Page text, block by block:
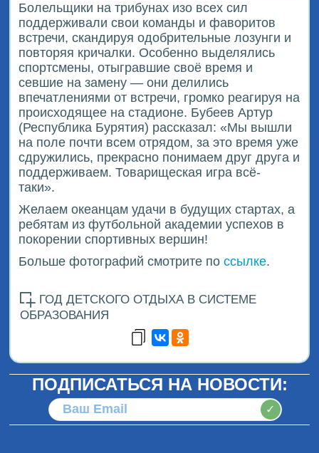
Болельщики на трибунах изо всех сил
поддерживали свои команды и фаворитов
встречи, скандируя одобрительные лозунги и
повторяя кричалки. Особенно выделялись
спортсмены, отыгравшие своё время и
севшие на замену — они делились
впечатлениями от встречи, громко реагируя на
происходящее на стадионе. Бубеев Артур
(Республика Бурятия) рассказал: «Мы вышли
на поле почти всем отрядом, за это время уже
сдружились, прекрасно понимаем друг друга и
поддерживаем. Товарищеская игра всё-
таки».
Желаем океанцам удачи в будущих стартах, а
ребятам из футбольной академии успехов в
покорении спортивных вершин!
Больше фотографий смотрите поссылке.
ГОД ДЕТСКОГО ОТДЫХА В СИСТЕМЕ
ОБРАЗОВАНИЯ
ПОДПИСАТЬСЯ НА НОВОСТИ:
✓